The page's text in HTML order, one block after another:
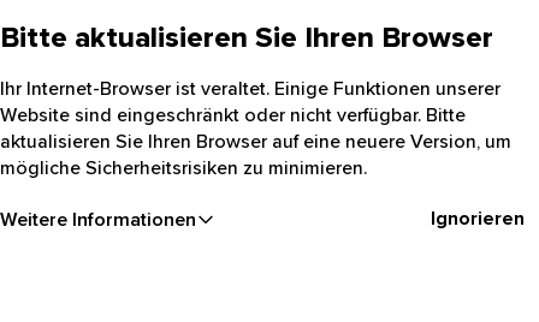
Bitte aktualisieren Sie Ihren Browser
Ihr Internet-Browser ist veraltet. Einige Funktionen unserer
Website sind eingeschränkt oder nicht verfügbar. Bitte
aktualisieren Sie Ihren Browser auf eine neuere Version, um
mögliche Sicherheitsrisiken zu minimieren.
Weitere Informationen Ignorieren